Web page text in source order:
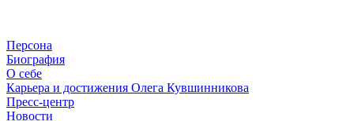
Персона
Биография
О себе
Карьера и достижения Олега Кувшинникова
Пресс-центр
Новости